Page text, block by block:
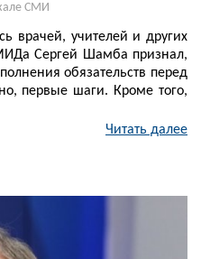
СМИ
врачей, учителей и других
МИДа Сергей Шамба признал,
обязательств перед
первые шаги. Кроме того,
Читать далее